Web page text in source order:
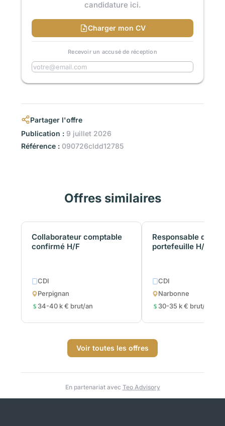
candidature ici.
Charger mon CV
Recevoir un accusé de réception
Partager l'offre
Publication : 9 juillet 2026
Référence : 090726cldd12785
Offres similaires
Collaborateur comptable
confirmé H/F
CDI
Perpignan
34-40 k € brut/an
Responsable de
portefeuille H/F
CDI
Narbonne
30-35 k € brut/an
Voir toutes les offres
En partenariat avec Teo Advisory